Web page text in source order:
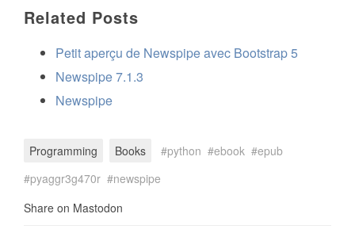
Related Posts
Petit aperçu de Newspipe avec Bootstrap 5
Newspipe 7.1.3
Newspipe
Programming Books python ebook
epub
pyaggr3g470r
newspipe
Share on Mastodon